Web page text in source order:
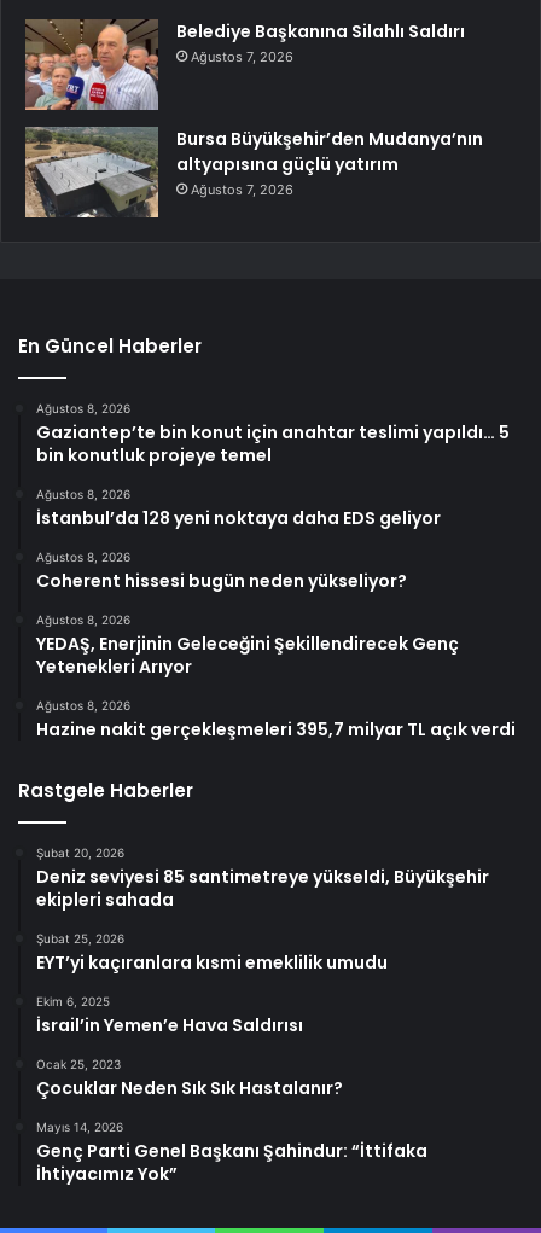
Belediye Başkanına Silahlı Saldırı
Ağustos 7, 2026
Bursa Büyükşehir’den Mudanya’nın
altyapısına güçlü yatırım
Ağustos 7, 2026
En Güncel Haberler
Ağustos 8, 2026
Gaziantep’te bin konut için anahtar teslimi yapıldı… 5
bin konutluk projeye temel
Ağustos 8, 2026
İstanbul’da 128 yeni noktaya daha EDS geliyor
Ağustos 8, 2026
Coherent hissesi bugün neden yükseliyor?
Ağustos 8, 2026
YEDAŞ, Enerjinin Geleceğini Şekillendirecek Genç
Yetenekleri Arıyor
Ağustos 8, 2026
Hazine nakit gerçekleşmeleri 395,7 milyar TL açık verdi
Rastgele Haberler
Şubat 20, 2026
Deniz seviyesi 85 santimetreye yükseldi, Büyükşehir
ekipleri sahada
Şubat 25, 2026
EYT’yi kaçıranlara kısmi emeklilik umudu
Ekim 6, 2025
İsrail’in Yemen’e Hava Saldırısı
Ocak 25, 2023
Çocuklar Neden Sık Sık Hastalanır?
Mayıs 14, 2026
Genç Parti Genel Başkanı Şahindur: “İttifaka
İhtiyacımız Yok”